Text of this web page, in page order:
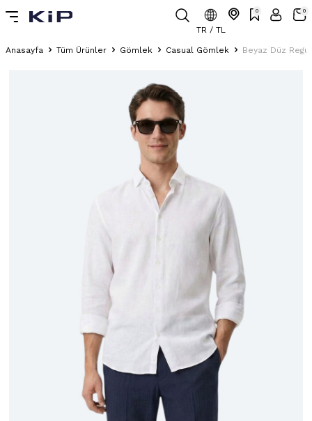
TR / TL
0 0
Anasayfa Tüm Ürünler Gömlek Casual Gömlek Beyaz Düz